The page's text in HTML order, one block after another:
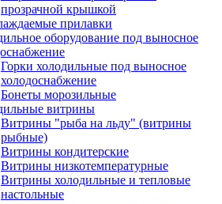
прозрачной крышкой
прилавки
оборудование под выносное
Горки холодильные под выносное
холодоснабжение
Бонеты морозильные
витрины
Витрины "рыба на льду" (витрины
рыбные)
Витрины кондитерские
Витрины низкотемпературные
Витрины холодильные и тепловые
настольные